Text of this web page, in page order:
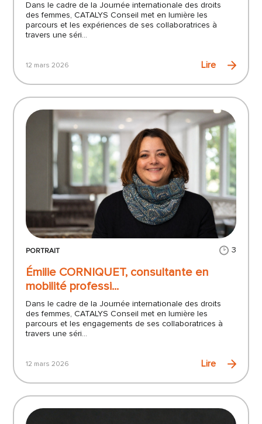
Dans le cadre de la Journée internationale des droits
des femmes, CATALYS Conseil met en lumière les
parcours et les expériences de ses collaboratrices à
travers une séri...
12 mars 2026 Lire
PORTRAIT 3
Émilie CORNIQUET, consultante en
mobilité professi...
Dans le cadre de la Journée internationale des droits
des femmes, CATALYS Conseil met en lumière les
parcours et les engagements de ses collaboratrices à
travers une séri...
12 mars 2026 Lire